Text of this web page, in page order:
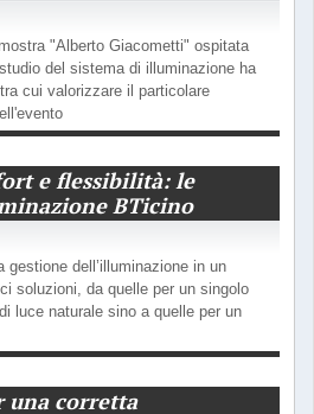
"Alberto Giacometti" ospitata
del sistema di illuminazione ha
cui valorizzare il particolare
e flessibilità: le
BTicino
gestione dell’illuminazione in un
soluzioni, da quelle per un singolo
luce naturale sino a quelle per un
una corretta